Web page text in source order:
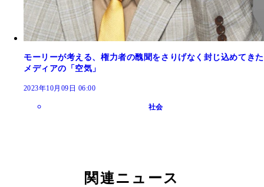
モーリーが考える、権力者の醜聞をさりげなく封じ込めてきた
メディアの「空気」
2023年10月09日 06:00
社会
関連ニュース